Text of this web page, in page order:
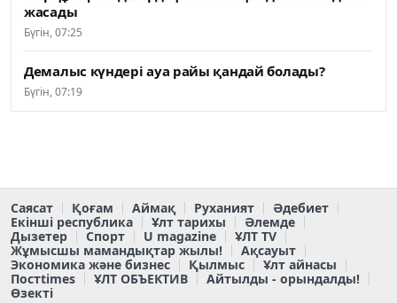
жасады
Бүгін, 07:25
Демалыс күндері ауа райы қандай болады?
Бүгін, 07:19
Саясат Қоғам Аймақ Руханият
Әдебиет
Екінші республика
Ұлт тарихы
Әлемде
Дызетер
Спорт U magazine
ҰЛТ TV
Жұмысшы мамандықтар жылы!
Ақсауыт
Экономика және бизнес
Қылмыс
Ұлт айнасы
Постtimes
ҰЛТ ОБЪЕКТИВ
Айтылды - орындалды!
Өзекті